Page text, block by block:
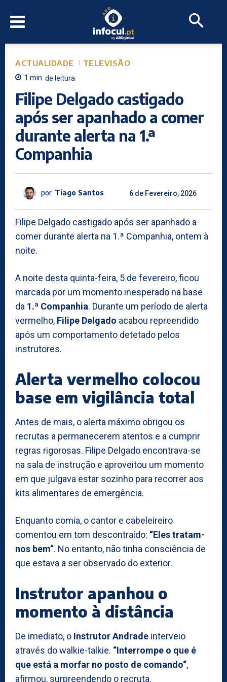
ACTUALIDADE TELEVISÃO
1 min. de leitura
Filipe Delgado castigado
após ser apanhado a comer
durante alerta na 1.ª
Companhia
por Tiago Santos 6 de Fevereiro, 2026
Filipe Delgado castigado após ser apanhado a
comer durante alerta na 1.ª Companhia, ontem à
noite.
A noite desta quinta-feira, 5 de fevereiro, ficou
marcada por um momento inesperado na base
da 1.ª Companhia. Durante um período de alerta
vermelho, Filipe Delgado acabou repreendido
após um comportamento detetado pelos
instrutores.
Alerta vermelho colocou
base em vigilância total
Antes de mais, o alerta máximo obrigou os
recrutas a permanecerem atentos e a cumprir
regras rigorosas. Filipe Delgado encontrava-se
na sala de instrução e aproveitou um momento
em que julgava estar sozinho para recorrer aos
kits alimentares de emergência.
Enquanto comia, o cantor e cabeleireiro
comentou em tom descontraído: “Eles tratam-
nos bem“. No entanto, não tinha consciência de
que estava a ser observado do exterior.
Instrutor apanhou o
momento à distância
De imediato, o Instrutor Andrade interveio
através do walkie-talkie. “Interrompe o que é
que está a morfar no posto de comando“,
afirmou, surpreendendo o recruta.